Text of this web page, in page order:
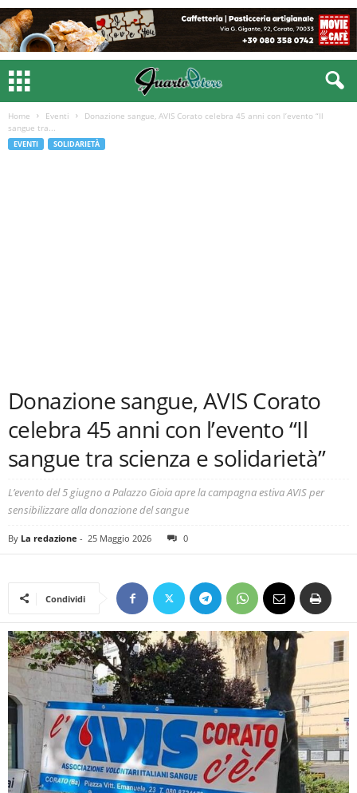
Home Eventi
Donazione sangue, AVIS Corato celebra 45 anni con l’evento “Il
sangue tra...
EVENTI SOLIDARIETÀ
Donazione sangue, AVIS Corato
celebra 45 anni con l’evento “Il
sangue tra scienza e solidarietà”
L’evento del 5 giugno a Palazzo Gioia apre la campagna estiva AVIS per
sensibilizzare alla donazione del sangue
By La redazione - 25 Maggio 2026 0
Condividi